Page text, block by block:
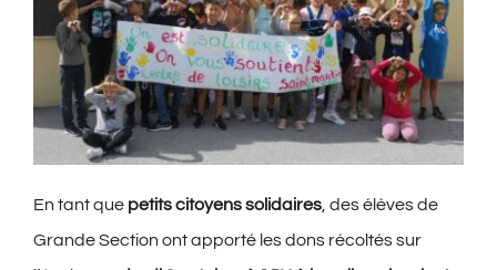
En tant que petits citoyens solidaires , des élèves de
Grande Section ont apporté les dons récoltés sur